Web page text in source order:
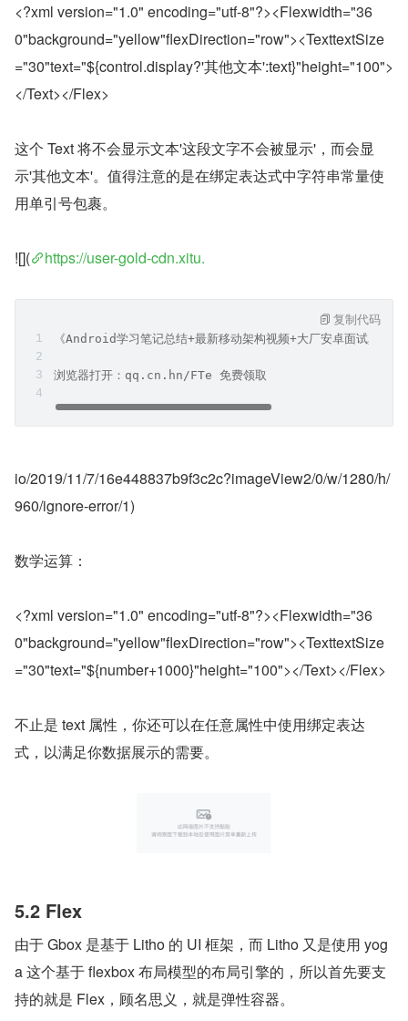
<?xml version="1.0" encoding="utf-8"?><Flexwidth="36
0"background="yellow"flexDirection="row"><TexttextSize
="30"text="${control.display?'其他文本':text}"height="100">
</Text></Flex>
这个 Text 将不会显示文本'这段文字不会被显示'，而会显
示'其他文本'。值得注意的是在绑定表达式中字符串常量使
用单引号包裹。
![]( https://user-gold-cdn.xitu.
《Android学习笔记总结+最新移动架构视频+大厂安卓面试真题+
浏览器打开：qq.cn.hn/FTe 免费领取
复制代码
io/2019/11/7/16e448837b9f3c2c?imageView2/0/w/1280/h/
960/ignore-error/1)
数学运算：
<?xml version="1.0" encoding="utf-8"?><Flexwidth="36
0"background="yellow"flexDirection="row"><TexttextSize
="30"text="${number+1000}"height="100"></Text></Flex>
不止是 text 属性，你还可以在任意属性中使用绑定表达
式，以满足你数据展示的需要。
5.2 Flex
由于 Gbox 是基于 Litho 的 UI 框架，而 Litho 又是使用 yog
a 这个基于 flexbox 布局模型的布局引擎的，所以首先要支
持的就是 Flex，顾名思义，就是弹性容器。